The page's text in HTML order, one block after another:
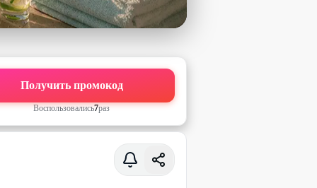
Получить промокод
Воспользовались7раз